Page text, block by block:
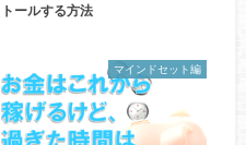
トールする方法
マインドセット編